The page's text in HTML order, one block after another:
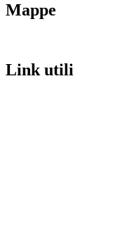
Mappe
Link utili